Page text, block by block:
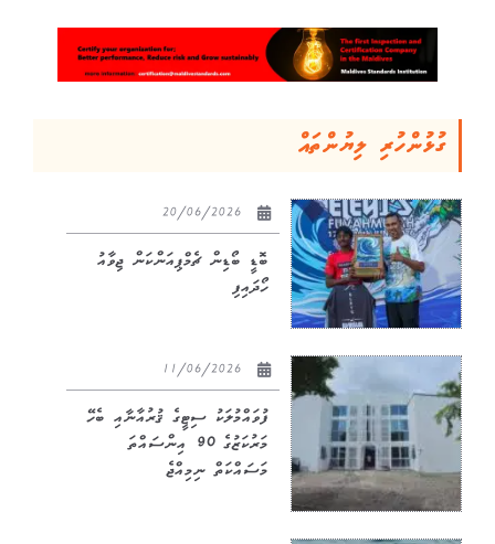
ގުޅުންހުރި ލިޔުންތައް
ބޮޑީ ބޯޑިން ޗެމްޕިއަންކަން ޖިވާއު
ހޯދައިފި
ފުވައްމުލަކު ސިޓީގެ ޤުރުއާނާއި ބެހޭ
މަރުކަޒުގެ 90 އިންސައްތަ
މަސައްކަތް ނިމިއްޖެ